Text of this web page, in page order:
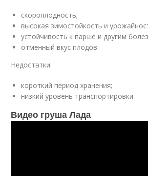
скороплодность;
высокая зимостойкость и
устойчивость к парше и другим
отменный вкус плодов.
Недостатки:
короткий период хранения;
низкий уровень транспортировки.
Видео груша Лада